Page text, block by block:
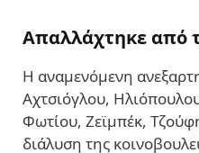
Απαλλάχτηκε από
Η αναμενόμενη
Αχτσιόγλου,
Φωτίου, Ζεϊμπέκ,
διάλυση της